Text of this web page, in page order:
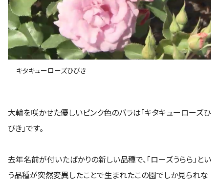
キタキューローズひびき
大輪を咲かせた優しいピンク色のバラは「キタキューローズひ
びき」です。
去年名前が付いたばかりの新しい品種で、「ローズうらら」とい
う品種が突然変異したことで生まれたこの園でしか見られな